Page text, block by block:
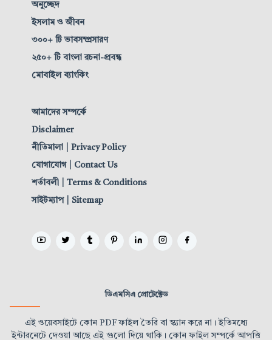
অনুচ্ছেদ
ইসলাম ও জীবন
৩০০+ টি ভাবসম্প্রসারণ
২৫০+ টি বাংলা রচনা-প্রবন্ধ
মোবাইল ব্যাংকিং
আমাদের সম্পর্কে
Disclaimer
নীতিমালা | Privacy Policy
যোগাযোগ | Contact Us
শর্তাবলী | Terms & Conditions
সাইটম্যাপ | Sitemap
ডিএমসিএ প্রোটেক্টেড
এই ওয়েবসাইটে কোন PDF ফাইল তৈরি বা স্ক্যান করে না। ইতিমধ্যে
ইন্টারনেটে দেওয়া আছে এই গুলো দিয়ে থাকি। কোন ফাইল সম্পর্কে আপত্তি